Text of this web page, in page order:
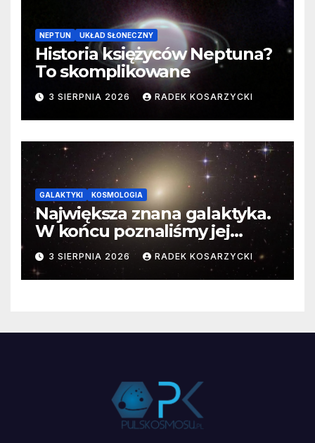
NEPTUN UKŁAD SŁONECZNY
Historia księżyców Neptuna?
To skomplikowane
3 SIERPNIA 2026 RADEK KOSARZYCKI
GALAKTYKI KOSMOLOGIA
Największa znana galaktyka.
W końcu poznaliśmy jej
faktyczne wymiary
3 SIERPNIA 2026 RADEK KOSARZYCKI